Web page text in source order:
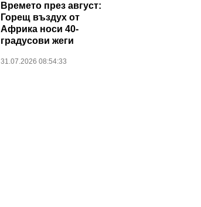
Времето през август:
Горещ въздух от
Африка носи 40-
градусови жеги
31.07.2026 08:54:33